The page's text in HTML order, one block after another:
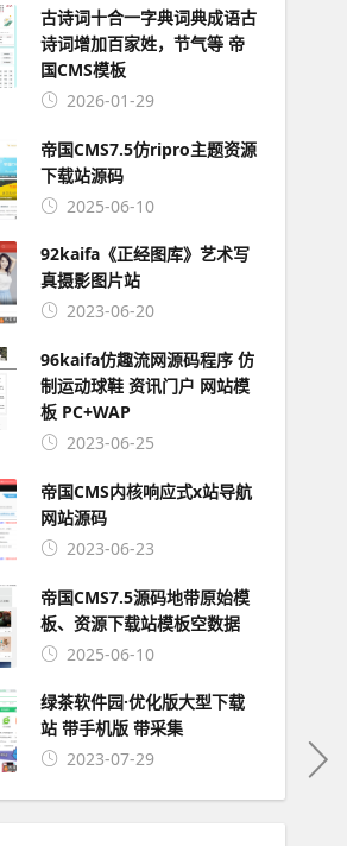
古诗词十合一字典词典成语古
诗词增加百家姓，节气等 帝
国CMS模板
2026-01-29
帝国CMS7.5仿ripro主题资源
下载站源码
2025-06-10
92kaifa《正经图库》艺术写
真摄影图片站
2023-06-20
96kaifa仿趣流网源码程序 仿
制运动球鞋 资讯门户 网站模
板 PC+WAP
2023-06-25
帝国CMS内核响应式x站导航
网站源码
2023-06-23
帝国CMS7.5源码地带原始模
板、资源下载站模板空数据
2025-06-10
绿茶软件园·优化版大型下载
站 带手机版 带采集
2023-07-29